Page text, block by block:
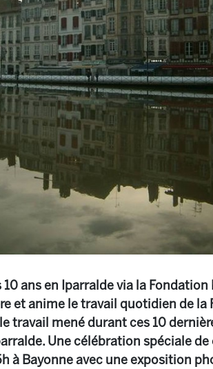
ans en Iparralde via la Fondation
et anime le travail quotidien de la
travail mené durant ces 10
Une célébration spéciale
à Bayonne avec une exposition